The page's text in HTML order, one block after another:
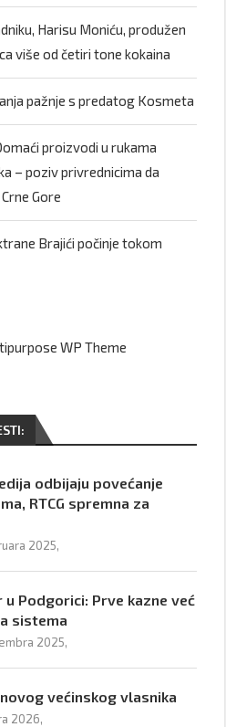
Harisu Moniću, produžen
više od četiri tone kokaina
pažnje s predatog Kosmeta
proizvodi u rukama
– poziv privrednicima da
Gore
Brajići počinje tokom
odbijaju povećanje
RTCG spremna za
2025,
u Podgorici: Prve kazne već
sistema
2025,
većinskog vlasnika
2026,